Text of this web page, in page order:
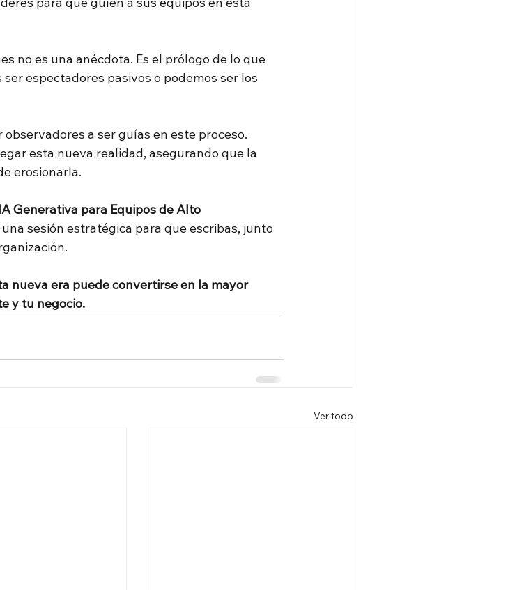
no es una anécdota. Es el prólogo de lo que
espectadores pasivos o podemos ser los
observadores a ser guías en este proceso.
esta nueva realidad, asegurando que la
erosionarla.
Generativa para Equipos de Alto
una sesión estratégica para que escribas, junto
nueva era puede convertirse en la mayor
y tu negocio.
Ver todo